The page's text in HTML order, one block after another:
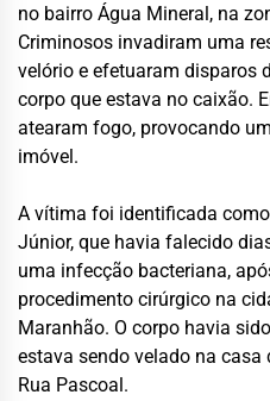
no bairro Água Mineral, na
Criminosos invadiram uma
velório e efetuaram disparos
corpo que estava no caixão.
atearam fogo, provocando
imóvel.
A vítima foi identificada
Júnior, que havia falecido
uma infecção bacteriana,
procedimento cirúrgico na
Maranhão. O corpo havia
estava sendo velado na
Rua Pascoal.